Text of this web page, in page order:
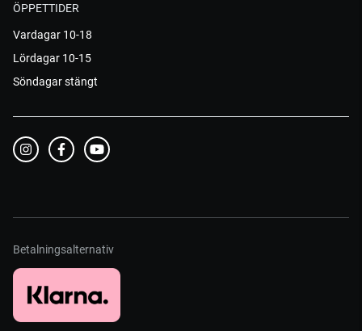
ÖPPETTIDER
Vardagar 10-18
Lördagar 10-15
Söndagar stängt
Betalningsalternativ